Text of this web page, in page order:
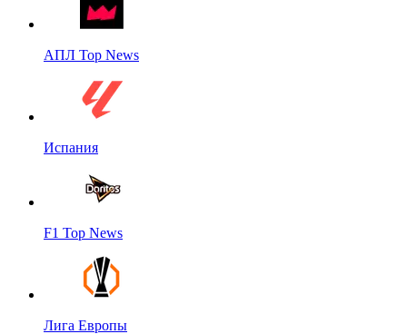
АПЛ Top News
Испания
F1 Top News
Лига Европы